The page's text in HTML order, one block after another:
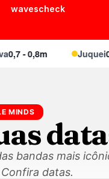
wavescheck
0,8m Juquei0,6 -
MINDS
bandas mais
datas.